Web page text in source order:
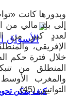
كيف يمكن
وبدورها كانت
لعددٍ كبيرٍ من
خلال فترة حكم
المنطلق من
التواتيين (45).